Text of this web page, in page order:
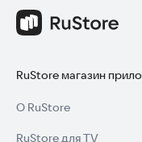
RuStore магазин
О RuStore
RuStore для TV